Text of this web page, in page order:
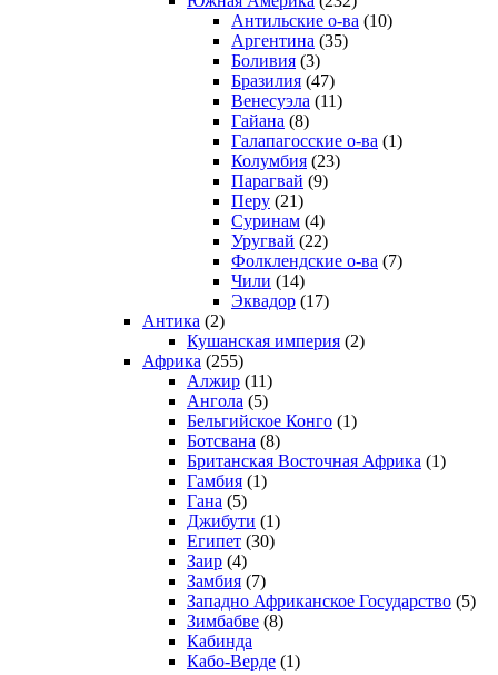
Антильские о-ва (10)
Аргентина (35)
Боливия (3)
Бразилия (47)
Венесуэла (11)
Гайана (8)
Галапагосские о-ва (1)
Колумбия (23)
Парагвай (9)
Перу (21)
Суринам (4)
Уругвай (22)
Фолклендские о-ва (7)
Чили (14)
Эквадор (17)
Антика (2)
Кушанская империя (2)
Африка (255)
Алжир (11)
Ангола (5)
Бельгийское Конго (1)
Ботсвана (8)
Британская Восточная Африка (1)
Гамбия (1)
Гана (5)
Джибути (1)
Египет (30)
Заир (4)
Замбия (7)
Западно Африканское Государство (5)
Зимбабве (8)
Кабинда
Кабо-Верде (1)